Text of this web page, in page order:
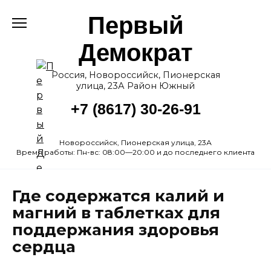
Первый
Демократ
Россия, Новороссийск, Пионерская
улица, 23А Район Южный
+7 (8617) 30-26-91
Новороссийск, Пионерская улица, 23А
Время работы: Пн-вс: 08:00—20:00 и до последнего клиента
Где содержатся калий и
магний в таблетках для
поддержания здоровья
сердца